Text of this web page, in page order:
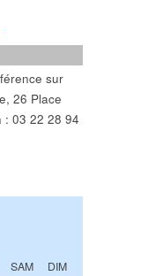
sur
26 Place
: 03 22 28 94
SAM DIM